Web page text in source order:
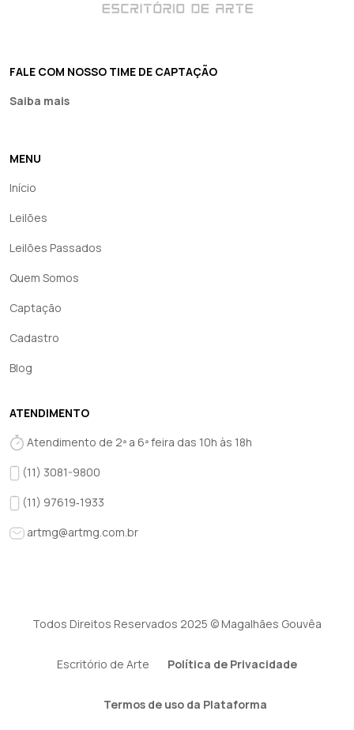
FALE COM NOSSO TIME DE CAPTAÇÃO
Saiba mais
MENU
Início
Leilões
Leilões Passados
Quem Somos
Captação
Cadastro
Blog
ATENDIMENTO
Atendimento de 2ª a 6ª feira das 10h às 18h
(11) 3081-9800
(11) 97619‑1933‬
artmg@artmg.com.br
Todos Direitos Reservados 2025 © Magalhães Gouvêa
Escritório de Arte Política de Privacidade
Termos de uso da Plataforma